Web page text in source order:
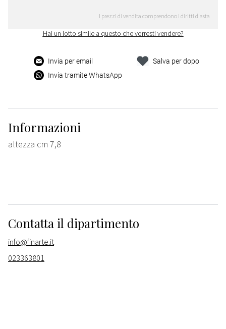
I prezzi di vendita comprendono i diritti d'asta
Hai un lotto simile a questo che vorresti vendere?
Invia per email
Invia tramite WhatsApp
Salva per dopo
Informazioni
altezza cm 7,8
Contatta il dipartimento
info@finarte.it
023363801